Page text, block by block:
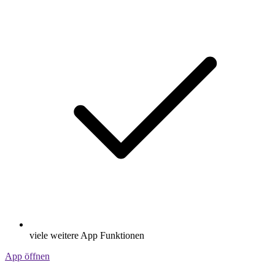
viele weitere App Funktionen
App öffnen